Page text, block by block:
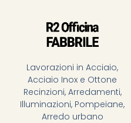
Lavorazioni in Acciaio,
Acciaio Inox e Ottone
Recinzioni, Arredamenti,
Illuminazioni, Pompeiane,
Arredo urbano